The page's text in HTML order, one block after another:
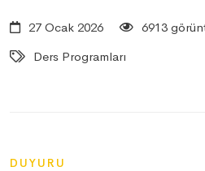
27 Ocak 2026
6913
Ders Programları
DUYURU